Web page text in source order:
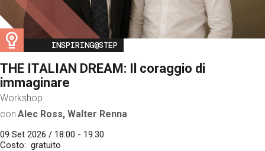
Image
INSPIRING@STEP
THE ITALIAN DREAM: Il coraggio di
immaginare
Workshop
con Alec Ross, Walter Renna
09 Set 2026 / 18:00 - 19:30
Costo
gratuito